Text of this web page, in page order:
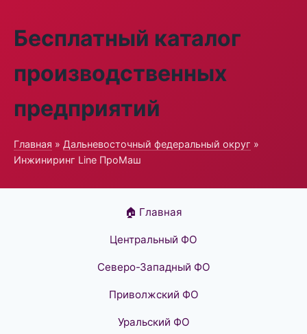
Бесплатный каталог
производственных
предприятий
Главная » Дальневосточный федеральный округ »
Инжиниринг Line ПроМаш
🏠 Главная
Центральный ФО
Северо-Западный ФО
Приволжский ФО
Уральский ФО